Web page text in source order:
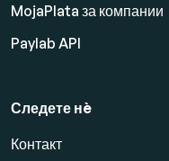
MojaPlata за компании
Paylab API
Следете нè
Контакт